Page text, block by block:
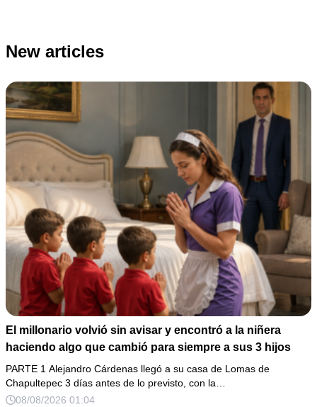
New articles
El millonario volvió sin avisar y encontró a la niñera
haciendo algo que cambió para siempre a sus 3 hijos
PARTE 1 Alejandro Cárdenas llegó a su casa de Lomas de
Chapultepec 3 días antes de lo previsto, con la…
08/08/2026 01:04